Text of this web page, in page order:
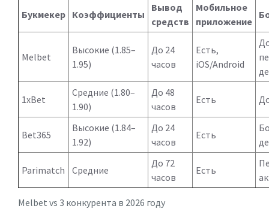
Melbet vs 3 конкурента в 2026 году
Букмекер Коэффициенты
Вывод
средств
Мобильное
приложение
Melbet
Высокие (1.85–
1.95)
До 24
часов
Есть,
iOS/Android
1xBet
Средние (1.80–
1.90)
До 48
часов
Есть
Bet365
Высокие (1.84–
1.92)
До 24
часов
Есть
Parimatch Средние
До 72
часов
Есть